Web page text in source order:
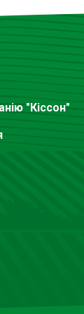
"Кіссон"